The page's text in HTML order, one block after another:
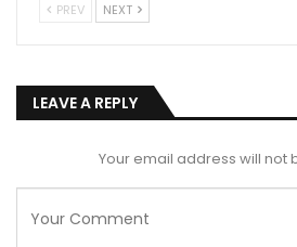
PREV NEXT
LEAVE A REPLY
Your email address will not